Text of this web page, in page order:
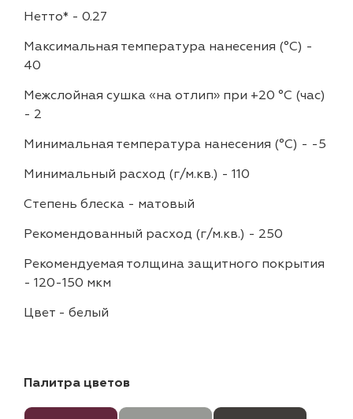
Нетто* - 0.27
Максимальная температура нанесения (°С) -
40
Межслойная сушка «на отлип» при +20 °С (час)
- 2
Минимальная температура нанесения (°С) - -5
Минимальный расход (г/м.кв.) - 110
Степень блеска - матовый
Рекомендованный расход (г/м.кв.) - 250
Рекомендуемая толщина защитного покрытия
- 120-150 мкм
Цвет - белый
Палитра цветов